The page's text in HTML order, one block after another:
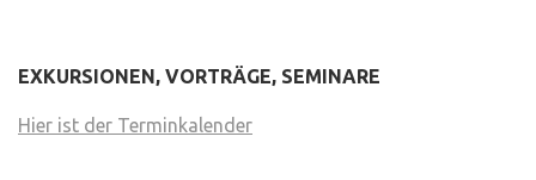
EXKURSIONEN, VORTRÄGE, SEMINARE
Hier ist der Terminkalender